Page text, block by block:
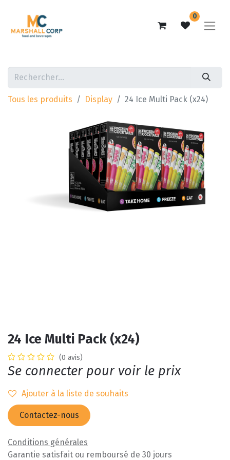
0
Tous les produits Display 24 Ice Multi Pack (x24)
24 Ice Multi Pack (x24)
(0 avis)
Se connecter pour voir le prix
Ajouter à la liste de souhaits
Contactez-nous
Conditions générales
Garantie satisfait ou remboursé de 30 jours